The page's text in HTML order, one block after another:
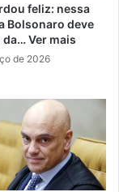
feliz: nessa
Bolsonaro deve
Ver mais
de 2026